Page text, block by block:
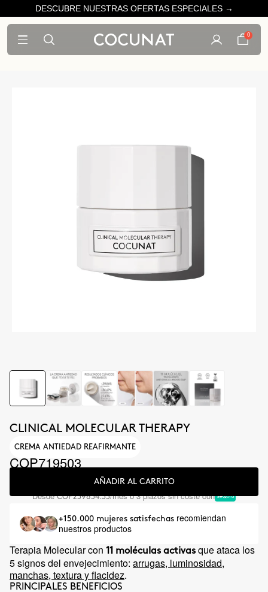
DESCUBRE NUESTRAS OFERTAS ESPECIALES →
0
CLINICAL MOLECULAR THERAPY
CREMA ANTIEDAD REAFIRMANTE
COP719503
AÑADIR AL CARRITO
DesdeCOP239834.33/mes o 3 plazos sin coste con
+150.000 mujeres satisfechas recomiendan
nuestros productos
Terapia Molecular con 11 moléculas activas que ataca los
5 signos del envejecimiento: arrugas, luminosidad,
manchas, textura y flacidez.
PRINCIPALES BENEFICIOS